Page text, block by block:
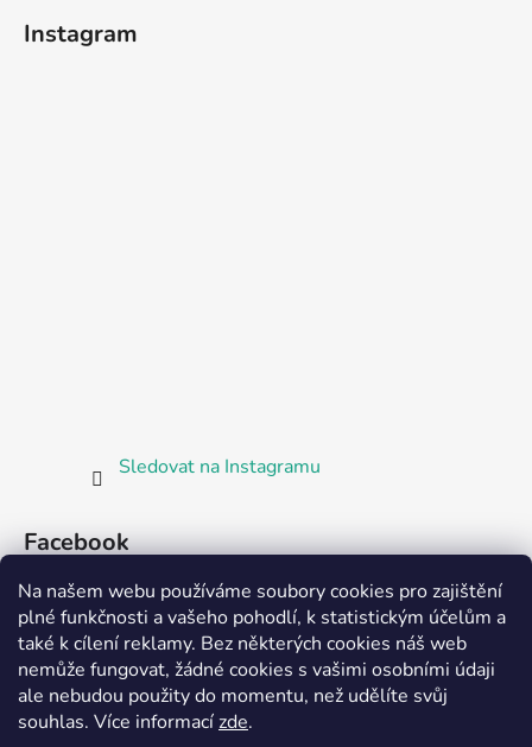
Na našem webu používáme soubory cookies pro zajištění
plné funkčnosti a vašeho pohodlí, k statistickým účelům a
také k cílení reklamy. Bez některých cookies náš web
nemůže fungovat, žádné cookies s vašimi osobními údaji
ale nebudou použity do momentu, než udělíte svůj
souhlas. Více informacízde.
Instagram
Sledovat na Instagramu
Facebook
Partnerská prodejna Barefoot Plzeň